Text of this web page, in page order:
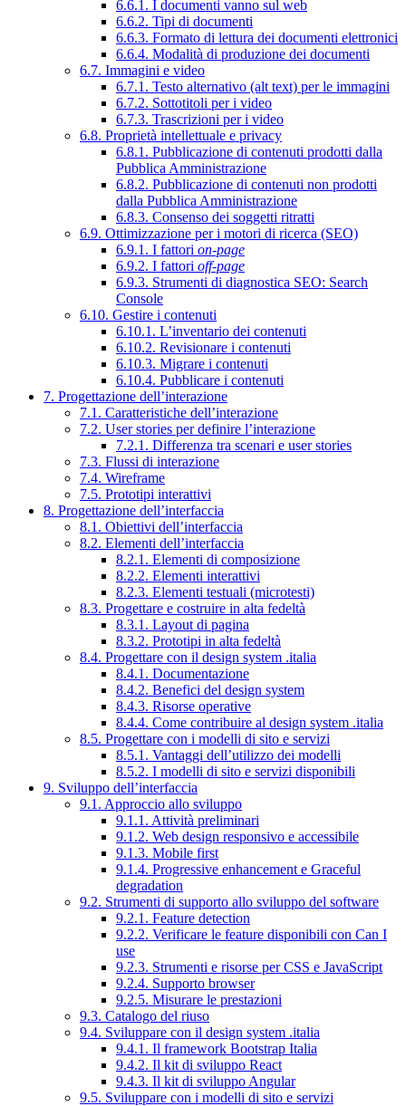
6.6.1. I documenti vanno sul web
6.6.2. Tipi di documenti
6.6.3. Formato di lettura dei documenti elettronici
6.6.4. Modalità di produzione dei documenti
6.7. Immagini e video
6.7.1. Testo alternativo (alt text) per le immagini
6.7.2. Sottotitoli per i video
6.7.3. Trascrizioni per i video
6.8. Proprietà intellettuale e privacy
6.8.1. Pubblicazione di contenuti prodotti dalla
Pubblica Amministrazione
6.8.2. Pubblicazione di contenuti non prodotti
dalla Pubblica Amministrazione
6.8.3. Consenso dei soggetti ritratti
6.9. Ottimizzazione per i motori di ricerca (SEO)
6.9.1. I fattori on-page
6.9.2. I fattori off-page
6.9.3. Strumenti di diagnostica SEO: Search
Console
6.10. Gestire i contenuti
6.10.1. L’inventario dei contenuti
6.10.2. Revisionare i contenuti
6.10.3. Migrare i contenuti
6.10.4. Pubblicare i contenuti
7. Progettazione dell’interazione
7.1. Caratteristiche dell’interazione
7.2. User stories per definire l’interazione
7.2.1. Differenza tra scenari e user stories
7.3. Flussi di interazione
7.4. Wireframe
7.5. Prototipi interattivi
8. Progettazione dell’interfaccia
8.1. Obiettivi dell’interfaccia
8.2. Elementi dell’interfaccia
8.2.1. Elementi di composizione
8.2.2. Elementi interattivi
8.2.3. Elementi testuali (microtesti)
8.3. Progettare e costruire in alta fedeltà
8.3.1. Layout di pagina
8.3.2. Prototipi in alta fedeltà
8.4. Progettare con il design system .italia
8.4.1. Documentazione
8.4.2. Benefici del design system
8.4.3. Risorse operative
8.4.4. Come contribuire al design system .italia
8.5. Progettare con i modelli di sito e servizi
8.5.1. Vantaggi dell’utilizzo dei modelli
8.5.2. I modelli di sito e servizi disponibili
9. Sviluppo dell’interfaccia
9.1. Approccio allo sviluppo
9.1.1. Attività preliminari
9.1.2. Web design responsivo e accessibile
9.1.3. Mobile first
9.1.4. Progressive enhancement e Graceful
degradation
9.2. Strumenti di supporto allo sviluppo del software
9.2.1. Feature detection
9.2.2. Verificare le feature disponibili con Can I
use
9.2.3. Strumenti e risorse per CSS e JavaScript
9.2.4. Supporto browser
9.2.5. Misurare le prestazioni
9.3. Catalogo del riuso
9.4. Sviluppare con il design system .italia
9.4.1. Il framework Bootstrap Italia
9.4.2. Il kit di sviluppo React
9.4.3. Il kit di sviluppo Angular
9.5. Sviluppare con i modelli di sito e servizi